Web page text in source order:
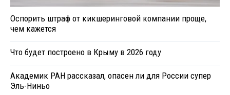
Оспорить штраф от кикшеринговой компании проще,
чем кажется
Что будет построено в Крыму в 2026 году
Академик РАН рассказал, опасен ли для России супер
Эль-Ниньо